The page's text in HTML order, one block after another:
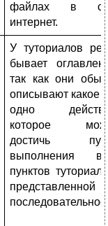
файлах в
интернет.
У туториалов
бывает
так как они
описывают какое -
одно
которое
достичь
выполнения
пунктов
представленной